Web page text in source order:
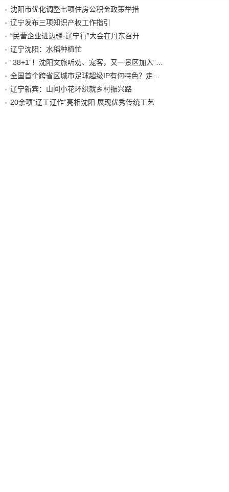
沈阳市优化调整七项住房公积金政策举措
辽宁发布三项知识产权工作指引
“民营企业进边疆·辽宁行”大会在丹东召开
辽宁沈阳：水稻种植忙
辽宁新宾：山间小花环织就乡村振兴路
20余项“辽工辽作”亮相沈阳 展现优秀传统工艺